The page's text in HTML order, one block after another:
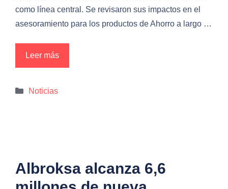
como línea central. Se revisaron sus impactos en el
asesoramiento para los productos de Ahorro a largo …
Leer más
Categorías
Noticias
Albroksa alcanza 6,6